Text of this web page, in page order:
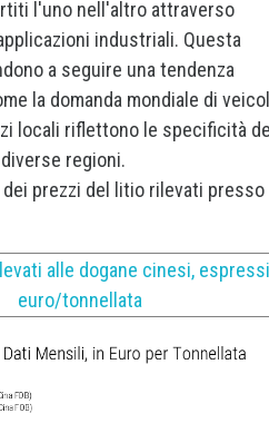
l'uno nell'altro attraverso
industriali. Questa
a seguire una tendenza
la domanda mondiale di
locali riflettono le specificità
regioni.
prezzi del litio rilevati presso
alle dogane cinesi,
euro/tonnellata